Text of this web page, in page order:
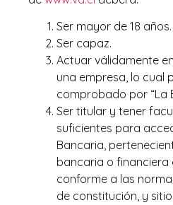
Ser mayor de 18 años.
Ser capaz.
Actuar válidamente
una empresa, lo cual
comprobado por “La
Ser titular y tener
suficientes para
Bancaria,
bancaria o
conforme a las
de constitución, y